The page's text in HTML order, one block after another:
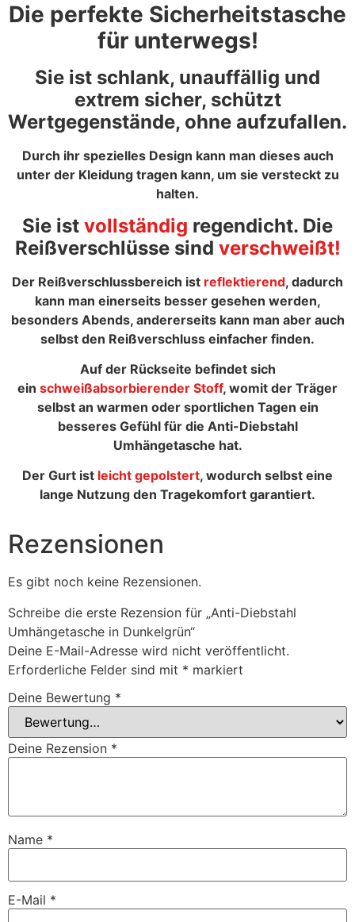
Die perfekte Sicherheitstasche
für unterwegs!
Sie ist schlank, unauffällig und
extrem sicher, schützt
Wertgegenstände, ohne aufzufallen.
Durch ihr spezielles Design kann man dieses auch
unter der Kleidung tragen kann, um sie versteckt zu
halten.
Sie ist vollständig regendicht. Die
Reißverschlüsse sind verschweißt!
Der Reißverschlussbereich ist reflektierend, dadurch
kann man einerseits besser gesehen werden,
besonders Abends, andererseits kann man aber auch
selbst den Reißverschluss einfacher finden.
Auf der Rückseite befindet sich
ein schweißabsorbierender Stoff, womit der Träger
selbst an warmen oder sportlichen Tagen ein
besseres Gefühl für die Anti-Diebstahl
Umhängetasche hat.
Der Gurt ist leicht gepolstert, wodurch selbst eine
lange Nutzung den Tragekomfort garantiert.
Rezensionen
Es gibt noch keine Rezensionen.
Schreibe die erste Rezension für „Anti-Diebstahl
Umhängetasche in Dunkelgrün“
Deine E-Mail-Adresse wird nicht veröffentlicht.
Erforderliche Felder sind mit * markiert
Deine Bewertung *
Deine Rezension *
Name *
E-Mail *